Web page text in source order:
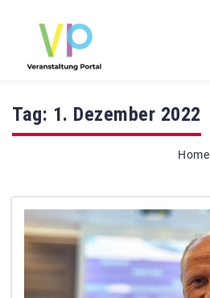
Tag: 1. Dezember 2022
Home